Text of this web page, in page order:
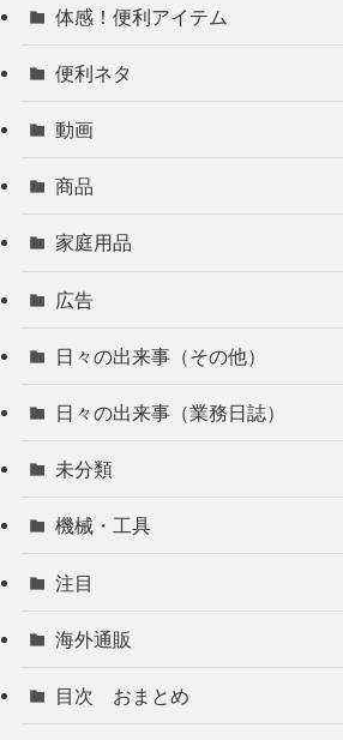
体感！便利アイテム
便利ネタ
動画
商品
家庭用品
広告
日々の出来事（その他）
日々の出来事（業務日誌）
未分類
機械・工具
注目
海外通販
目次 おまとめ